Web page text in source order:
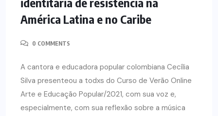
América Latina e no Caribe
0 COMMENTS
A cantora e educadora popular colombiana Cecília
Silva presenteou a todxs do Curso de Verão Online
Arte e Educação Popular/2021, com sua voz e,
especialmente, com sua reflexão sobre a música